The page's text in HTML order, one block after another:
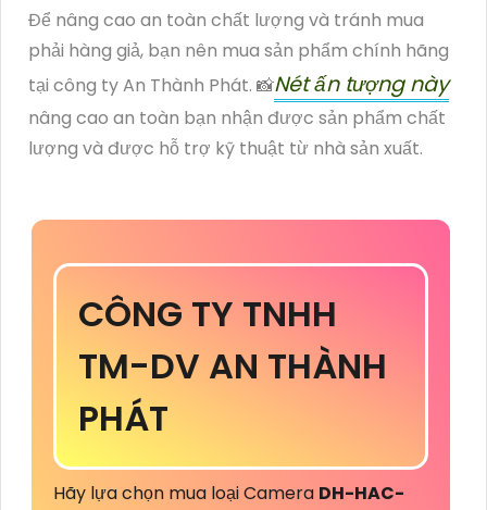
Để nâng cao an toàn chất lượng và tránh mua
phải hàng giả, bạn nên mua sản phẩm chính hãng
tại công ty An Thành Phát. 📸Nét ấn tượng này
nâng cao an toàn bạn nhận được sản phẩm chất
lượng và được hỗ trợ kỹ thuật từ nhà sản xuất.
CÔNG TY TNHH
TM-DV AN THÀNH
PHÁT
Hãy lựa chọn mua loại Camera DH-HAC-